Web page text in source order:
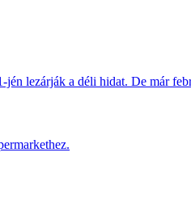
lezárják a déli hidat. De már